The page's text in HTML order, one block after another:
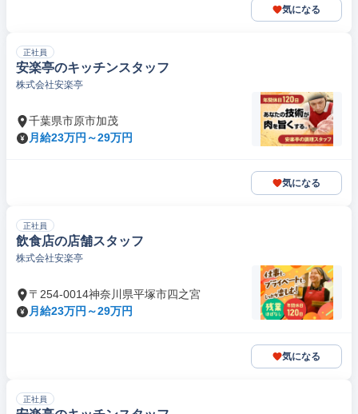
気になる
正社員
安楽亭のキッチンスタッフ
株式会社安楽亭
千葉県市原市加茂
月給23万円～29万円
気になる
正社員
飲食店の店舗スタッフ
株式会社安楽亭
〒254-0014神奈川県平塚市四之宮
月給23万円～29万円
気になる
正社員